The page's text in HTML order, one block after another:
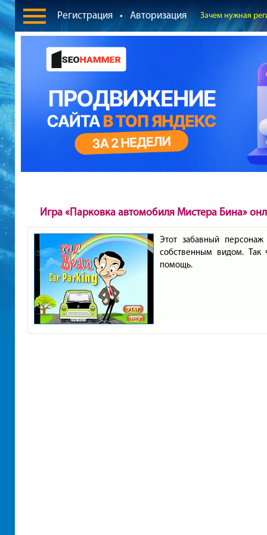
Регистрация • Авторизация Зачем нужная
Игра «Парковка автомобиля Мистера Бина»
Этот забавный
собственным видом. Так
помощь.